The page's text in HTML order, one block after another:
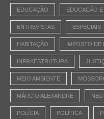
EDUCAÇÃO EDUCAÇÃO
ENTREVISTAS ESPECIAIS
HABITAÇÃO IMPOSTO DE
INFRAESTRUTURA
MEIO AMBIENTE
MÁRCIO ALEXANDRE
POLÍCIA POLÍTICA